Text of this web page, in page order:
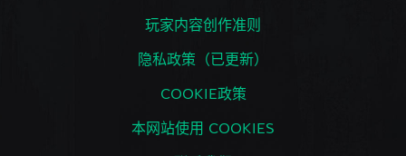
玩家内容创作准则
隐私政策（已更新）
COOKIE政策
本网站使用 COOKIES